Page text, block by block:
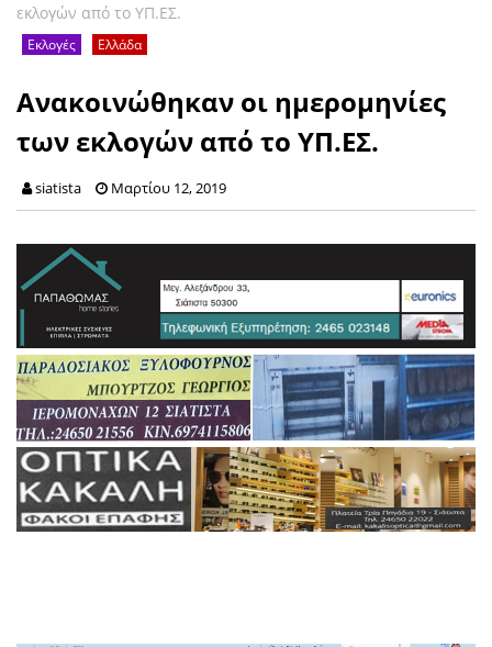
εκλογών από το ΥΠ.ΕΣ.
Εκλογές Ελλάδα
Ανακοινώθηκαν οι ημερομηνίες
των εκλογών από το ΥΠ.ΕΣ.
siatista Μαρτίου 12, 2019